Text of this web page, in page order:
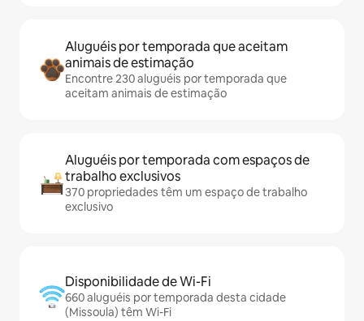
Aluguéis por temporada que aceitam
animais de estimação
Encontre 230 aluguéis por temporada que
aceitam animais de estimação
Aluguéis por temporada com espaços de
trabalho exclusivos
370 propriedades têm um espaço de trabalho
exclusivo
Disponibilidade de Wi-Fi
660 aluguéis por temporada desta cidade
(Missoula) têm Wi-Fi